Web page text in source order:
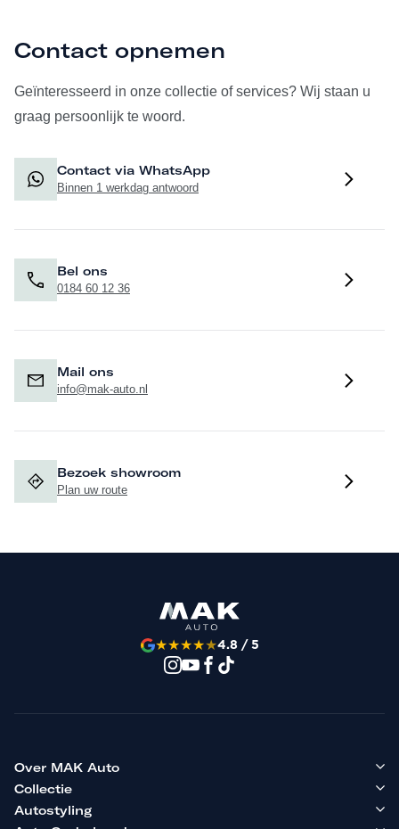
Contact opnemen
Geïnteresseerd in onze collectie of services? Wij staan u
graag persoonlijk te woord.
Contact via WhatsApp
Binnen 1 werkdag antwoord
Bel ons
0184 60 12 36
Mail ons
info@mak-auto.nl
Bezoek showroom
Plan uw route
★★★★★4.8 / 5
Over MAK Auto
Collectie
Autostyling